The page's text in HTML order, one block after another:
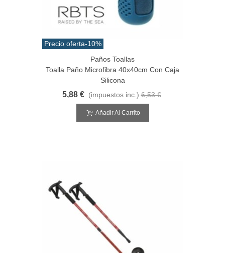
Precio oferta-10%
Paños Toallas
Toalla Paño Microfibra 40x40cm Con Caja
Silicona
5,88 € (impuestos inc.) 6,53 €
Añadir Al Carrito